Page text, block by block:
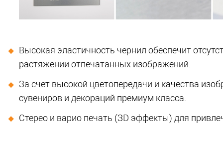
Высокая эластичность чернил обеспечит
растяжении отпечатанных изображений.
За счет высокой цветопередачи и качества
сувениров и декораций премиум класса.
Стерео и варио печать (ЗD эффекты) для